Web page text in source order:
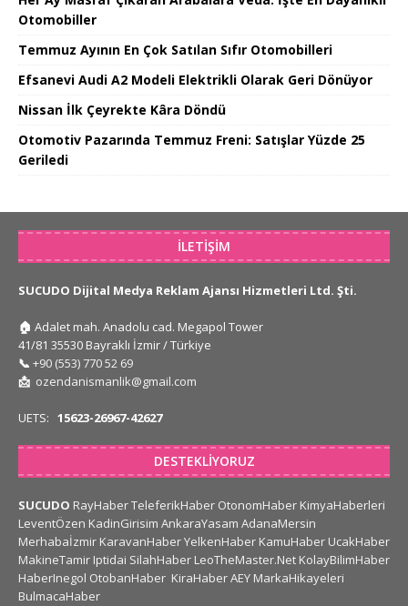
Otomobiller
Temmuz Ayının En Çok Satılan Sıfır Otomobilleri
Efsanevi Audi A2 Modeli Elektrikli Olarak Geri Dönüyor
Nissan İlk Çeyrekte Kâra Döndü
Otomotiv Pazarında Temmuz Freni: Satışlar Yüzde 25
Geriledi
İLETIŞIM
SUCUDO Dijital Medya Reklam Ajansı Hizmetleri Ltd. Şti.
🏠 Adalet mah. Anadolu cad. Megapol Tower
41/81 35530 Bayraklı İzmir / Türkiye
📞 +90 (553) 770 52 69
📩 ozendanismanlik@gmail.com
UETS: 15623-26967-42627
DESTEKLIYORUZ
SUCUDO RayHaberTeleferikHaber OtonomHaber KimyaHaberleri
LeventÖzen KadinGirisim AnkaraYasam AdanaMersin
Merhabaİzmir KaravanHaberYelkenHaber KamuHaber UcakHaber
MakineTamir Iptidai SilahHaber LeoTheMaster.Net KolayBilimHaber
HaberInegol OtobanHaber KiraHaberAEY MarkaHikayeleri
BulmacaHaber